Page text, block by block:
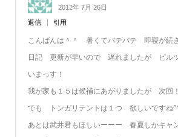
2012年 7月 26日
返信 引用
こんばんは＾＾ 暑くてバテバテ 即寝が続
日記 更新が早いので 遅れましたが ピル
いまっす！
我が家も１５は候補にあがりましたが 次回
でも トンガリテントは１つ 欲しいですね
あとは武井君もほしいーーー 春夏しかキャ